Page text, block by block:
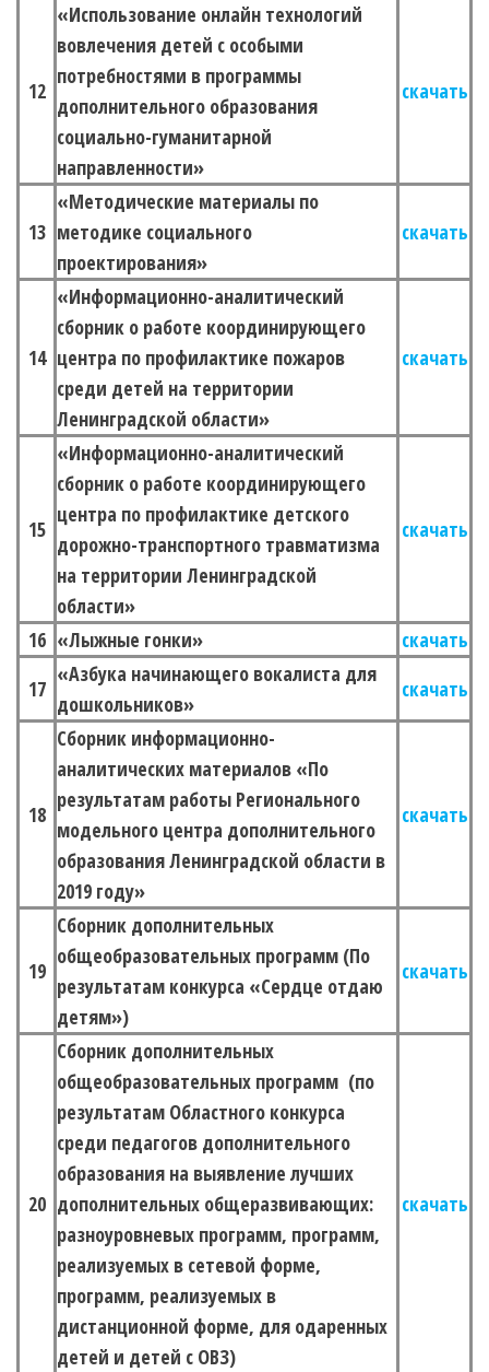
12
«Использование онлайн технологий
вовлечения детей с особыми
потребностями в программы
дополнительного образования
социально-гуманитарной
направленности»
скачать
13
«Методические материалы по
методике социального
проектирования»
скачать
14
«Информационно-аналитический
сборник о работе координирующего
центра по профилактике пожаров
среди детей на территории
Ленинградской области»
скачать
15
«Информационно-аналитический
сборник о работе координирующего
центра по профилактике детского
дорожно-транспортного травматизма
на территории Ленинградской
области»
скачать
16 «Лыжные гонки»
скачать
17
«Азбука начинающего вокалиста для
дошкольников»
скачать
18
Сборник информационно-
аналитических материалов «По
результатам работы Регионального
модельного центра дополнительного
образования Ленинградской области в
2019 году»
скачать
19
Сборник дополнительных
общеобразовательных программ (По
результатам конкурса «Сердце отдаю
детям»)
скачать
20
Сборник дополнительных
общеобразовательных программ (по
результатам Областного конкурса
среди педагогов дополнительного
образования на выявление лучших
дополнительных общеразвивающих:
разноуровневых программ, программ,
реализуемых в сетевой форме,
программ, реализуемых в
дистанционной форме, для одаренных
детей и детей с ОВЗ)
скачать